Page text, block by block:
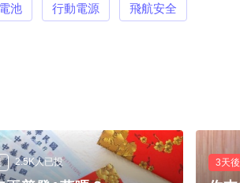
池 行動電源 飛航安全
2.5K人已投 3天